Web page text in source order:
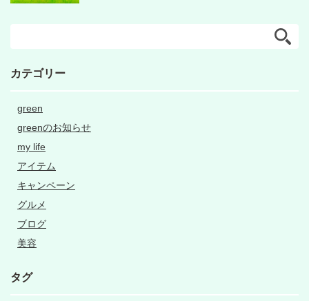
カテゴリー
green
greenのお知らせ
my life
アイテム
キャンペーン
グルメ
ブログ
美容
タグ